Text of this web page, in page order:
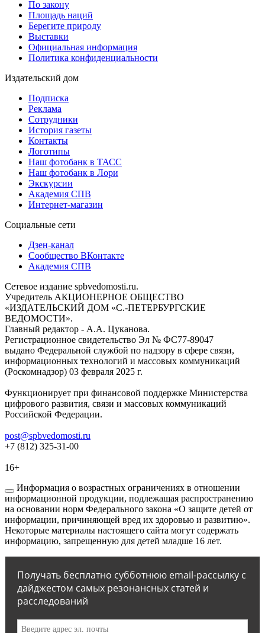
По закону
Площадь наций
Берегите природу
Выставки
Официальная информация
Политика конфиденциальности
Издательский дом
Подписка
Реклама
Сотрудники
История газеты
Контакты
Логотипы
Наш фотобанк в ТАСС
Наш фотобанк в Лори
Экскурсии
Академия СПВ
Интернет-магазин
Социальные сети
Дзен-канал
Сообщество ВКонтакте
Академия СПВ
Сетевое издание spbvedomosti.ru.
Учредитель АКЦИОНЕРНОЕ ОБЩЕСТВО
«ИЗДАТЕЛЬСКИЙ ДОМ «С.-ПЕТЕРБУРГСКИЕ
ВЕДОМОСТИ».
Главный редактор - А.А. Цуканова.
Регистрационное свидетельство Эл № ФС77-89047
выдано Федеральной службой по надзору в сфере связи,
информационных технологий и массовых коммуникаций
(Роскомнадзор) 03 февраля 2025 г.
Функционирует при финансовой поддержке Министерства
цифрового развития, связи и массовых коммуникаций
Российской Федерации.
post@spbvedomosti.ru
+7 (812) 325-31-00
16+
Информация о возрастных ограничениях в отношении
информационной продукции, подлежащая распространению
на основании норм Федерального закона «О защите детей от
информации, причиняющей вред их здоровью и развитию».
Некоторые материалы настоящего сайта могут содержать
информацию, запрещенную для детей младше 16 лет.
Получать бесплатно субботнюю email-рассылку с
дайджестом самых резонансных статей и
расследований